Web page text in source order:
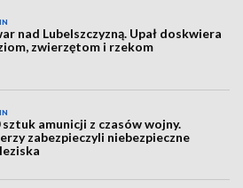
nad Lubelszczyzną. Upał doskwiera
zwierzętom i rzekom
sztuk amunicji z czasów wojny.
zabezpieczyli niebezpieczne